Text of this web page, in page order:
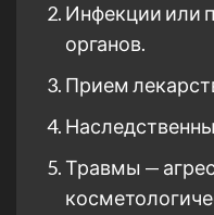
Инфекции или
органов.
Прием
Травмы —